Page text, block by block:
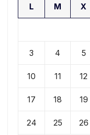
L M X
3 4 5
10 11 12
17 18 19
24 25 26